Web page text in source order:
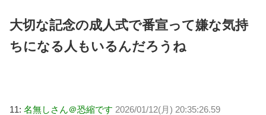
大切な記念の成人式で番宣って嫌な気持
ちになる人もいるんだろうね
11: 名無しさん＠恐縮です 2026/01/12(月) 20:35:26.59